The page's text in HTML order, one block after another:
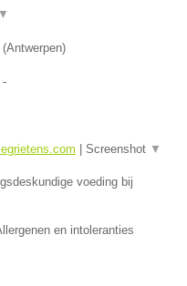
▼
(Antwerpen)
-
Screenshot ▼
voeding bij
en intoleranties